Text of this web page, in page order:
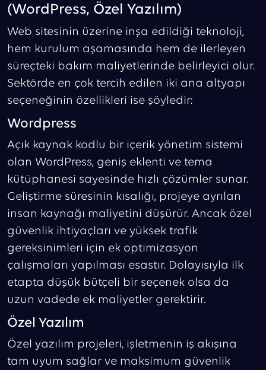
(WordPress, Özel Yazılım)
Web sitesinin üzerine inşa edildiği teknoloji,
hem kurulum aşamasında hem de ilerleyen
süreçteki bakım maliyetlerinde belirleyici olur.
Sektörde en çok tercih edilen iki ana altyapı
seçeneğinin özellikleri ise şöyledir:
Wordpress
Açık kaynak kodlu bir içerik yönetim sistemi
olan WordPress, geniş eklenti ve tema
kütüphanesi sayesinde hızlı çözümler sunar.
Geliştirme süresinin kısalığı, projeye ayrılan
insan kaynağı maliyetini düşürür. Ancak özel
güvenlik ihtiyaçları ve yüksek trafik
gereksinimleri için ek optimizasyon
çalışmaları yapılması esastır. Dolayısıyla ilk
etapta düşük bütçeli bir seçenek olsa da
uzun vadede ek maliyetler gerektirir.
Özel Yazılım
Özel yazılım projeleri, işletmenin iş akışına
tam uyum sağlar ve maksimum güvenlik